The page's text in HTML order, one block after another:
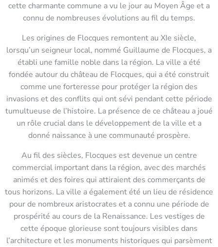
cette charmante commune a vu le jour au Moyen Âge et a
connu de nombreuses évolutions au fil du temps.
Les origines de Flocques remontent au XIe siècle,
lorsqu’un seigneur local, nommé Guillaume de Flocques, a
établi une famille noble dans la région. La ville a été
fondée autour du château de Flocques, qui a été construit
comme une forteresse pour protéger la région des
invasions et des conflits qui ont sévi pendant cette période
tumultueuse de l’histoire. La présence de ce château a joué
un rôle crucial dans le développement de la ville et a
donné naissance à une communauté prospère.
Au fil des siècles, Flocques est devenue un centre
commercial important dans la région, avec des marchés
animés et des foires qui attiraient des commerçants de
tous horizons. La ville a également été un lieu de résidence
pour de nombreux aristocrates et a connu une période de
prospérité au cours de la Renaissance. Les vestiges de
cette époque glorieuse sont toujours visibles dans
l’architecture et les monuments historiques qui parsèment